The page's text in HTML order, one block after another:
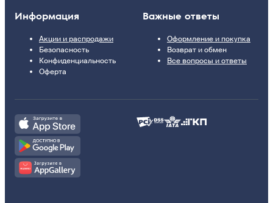
Информация
Акции и распродажи
Безопасность
Конфиденциальность
Оферта
Важные ответы
Оформление и покупка
Возврат и обмен
Все вопросы и ответы